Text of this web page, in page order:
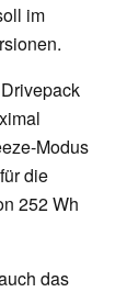
im
Modus
die
252 Wh
das